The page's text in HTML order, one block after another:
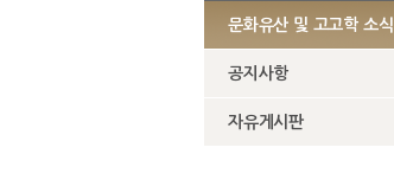
문화유산 및 고고학 소식
공지사항
자유게시판